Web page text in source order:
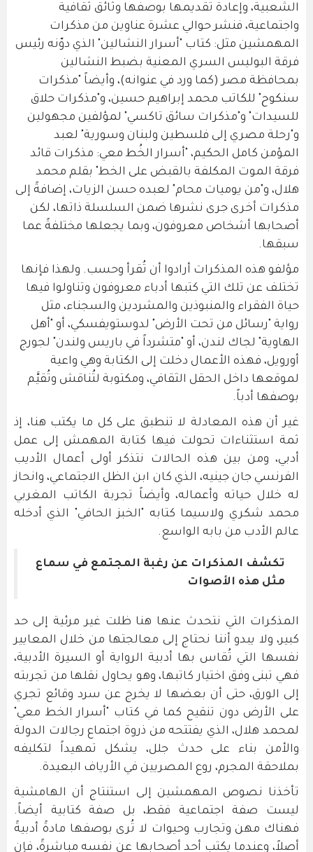
الشعبية، وإعادة تقديمها بوصفها وثائق ثقافية
واجتماعية، فنشر حوالي عشرة عناوين من مذكرات
المهمشين مثل: كتاب "أسرار النشالين" الذي دوّنه رئيس
فرقة البوليس السري المعنية بضبط النشالين
بمحافظة مصر (كما ورد في عنوانه)، وأيضاً "مذكرات
سنكوح" للكاتب محمد إبراهيم حسين، و"مذكرات حلاق
للسيدات" و"مذكرات سائق تاكسي" لمؤلفين مجهولين
و"رحلة مصري إلى فلسطين ولبنان وسورية" لعبد
المؤمن كامل الحكيم، "أسرار الخُط معي: مذكرات قائد
فرقة الموت المكلفة بالقبض على الخط" بقلم محمد
هلال، و"من يوميات محام" لعبده حسن الزيات، إضافةً إلى
مذكرات أخرى جرى نشرها ضمن السلسلة ذاتها، لكن
أصحابها أشخاص معروفون، وبما يجعلها مختلفةً عما
سبقها.
مؤلفو هذه المذكرات أرادوا أن تُقرأ وحسب. ولهذا فإنها
تختلف عن تلك التي كتبها أدباء معروفون وتناولوا فيها
حياة الفقراء والمنبوذين والمشردين والسجناء، مثل
رواية "رسائل من تحت الأرض" لدوستويفسكي، أو "أهل
الهاوية" لجاك لندن، أو "متشرداً في باريس ولندن" لجورج
أورويل، فهذه الأعمال دخلت إلى الكتابة وهي واعية
لموقعها داخل الحقل الثقافي، ومكتوبة لتُناقش وتُقيَّم
بوصفها أدباً.
غير أن هذه المعادلة لا تنطبق على كل ما يكتب هنا، إذ
ثمة استثناءات تحولت فيها كتابة المهمش إلى عمل
أدبي، ومن بين هذه الحالات نتذكر أولى أعمال الأديب
الفرنسي جان جينيه، الذي كان ابن الظل الاجتماعي، وانحاز
له خلال حياته وأعماله، وأيضاً تجربة الكاتب المغربي
محمد شكري ولاسيما كتابه "الخبز الحافي" الذي أدخله
عالم الأدب من بابه الواسع.
تكشف المذكرات عن رغبة المجتمع في سماع
مثل هذه الأصوات
المذكرات التي نتحدث عنها هنا ظلت غير مرئية إلى حد
كبير، ولا يبدو أننا نحتاج إلى معالجتها من خلال المعايير
نفسها التي تُقاس بها أدبية الرواية أو السيرة الأدبية،
فهي تبنى وفق اختيار كاتبها، وهو يحاول نقلها من تجربته
إلى الورق، حتى أن بعضها لا يخرج عن سرد وقائع تجري
على الأرض دون تنقيح كما في كتاب "أسرار الخط معي"
لمحمد هلال، الذي يفتتحه من ذروة اجتماع رجالات الدولة
والأمن بناء على حدث جلل، يشكل تمهيداً لتكليفه
بملاحقة المجرم، روع المصريين في الأرياف البعيدة.
تأخذنا نصوص المهمشين إلى استنتاج أن الهامشية
ليست صفة اجتماعية فقط، بل صفة كتابية أيضاً.
فهناك مهن وتجارب وحيوات لا تُرى بوصفها مادةً أدبيةً
أصلاً، وعندما يكتب أحد أصحابها عن نفسه مباشرةً، فإن